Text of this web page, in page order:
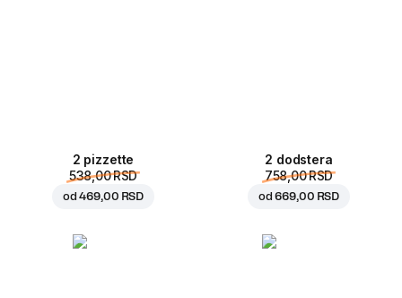
2 pizzette
538,00 RSD
od469,00 RSD
2 dodstera
758,00 RSD
od669,00 RSD